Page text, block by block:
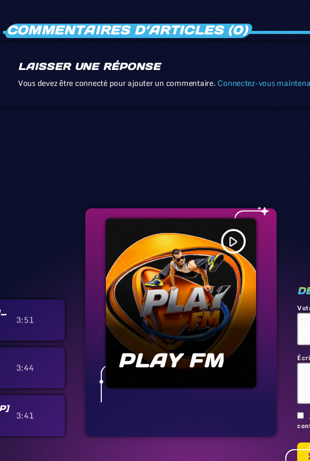
COMMENTAIRES D’ARTICLES (0)
LAISSER UNE RÉPONSE
Vous devez être connecté pour ajouter un commentaire. Connectez-vous
3:51
3:44
3:41
play_arrow
PLAY FM